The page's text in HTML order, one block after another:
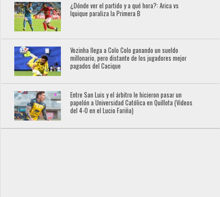
¿Dónde ver el partido y a qué hora?: Arica vs
Iquique paraliza la Primera B
Vozinha llega a Colo Colo ganando un sueldo
millonario, pero distante de los jugadores mejor
pagados del Cacique
Entre San Luis y el árbitro le hicieron pasar un
papelón a Universidad Católica en Quillota (Videos
del 4-0 en el Lucio Fariña)